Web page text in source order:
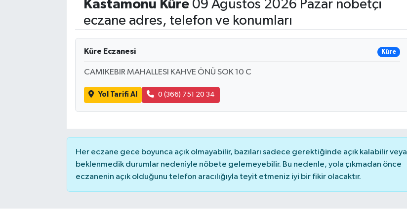
Kastamonu Küre09 Ağustos 2026 Pazar nöbetçi
eczane adres, telefon ve konumları
Küre Eczanesi Küre
CAMIKEBIR MAHALLESI KAHVE ÖNÜ SOK 10 C
Yol Tarifi Al 0 (366) 751 20 34
Her eczane gece boyunca açık olmayabilir, bazıları sadece gerektiğinde açık kalabilir veya
beklenmedik durumlar nedeniyle nöbete gelemeyebilir. Bu nedenle, yola çıkmadan önce
eczanenin açık olduğunu telefon aracılığıyla teyit etmeniz iyi bir fikir olacaktır.